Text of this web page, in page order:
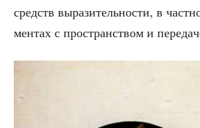
средств выра­зи­тель­но­сти, в
мен­тах с про­стран­ством и